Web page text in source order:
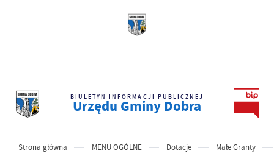
BIULETYN INFORMACJI PUBLICZNEJ
Urzędu Gminy Dobra
Strona główna MENU OGÓLNE Dotacje Małe Granty